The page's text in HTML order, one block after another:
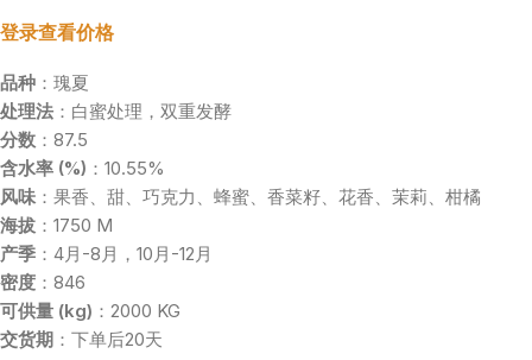
登录查看价格
品种 ：瑰夏
处理法 ：白蜜处理，双重发酵
分数 ：87.5
含水率 (%) ：10.55%
风味 ：果香、甜、巧克力、蜂蜜、香菜籽、花香、茉莉、柑橘
海拔 ：1750 M
产季 ：4月-8月，10月-12月
密度 ：846
可供量 (kg) ：2000 KG
交货期 ：下单后20天